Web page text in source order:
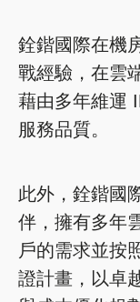
銓鍇國際在機
戰經驗，在雲
藉由多年維運
服務品質。
此外，銓鍇國
伴，擁有多年
戶的需求並按
證計畫，以卓